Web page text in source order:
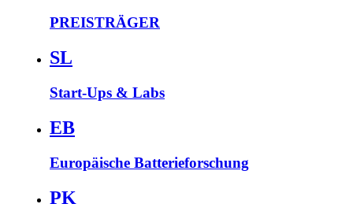
PREISTRÄGER
SL
Start-Ups & Labs
EB
Europäische Batterieforschung
PK